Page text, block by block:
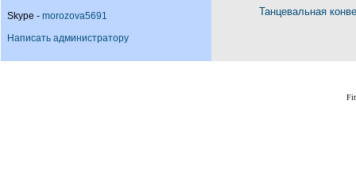
Skype - morozova5691
Написать администратору
Танцевальная